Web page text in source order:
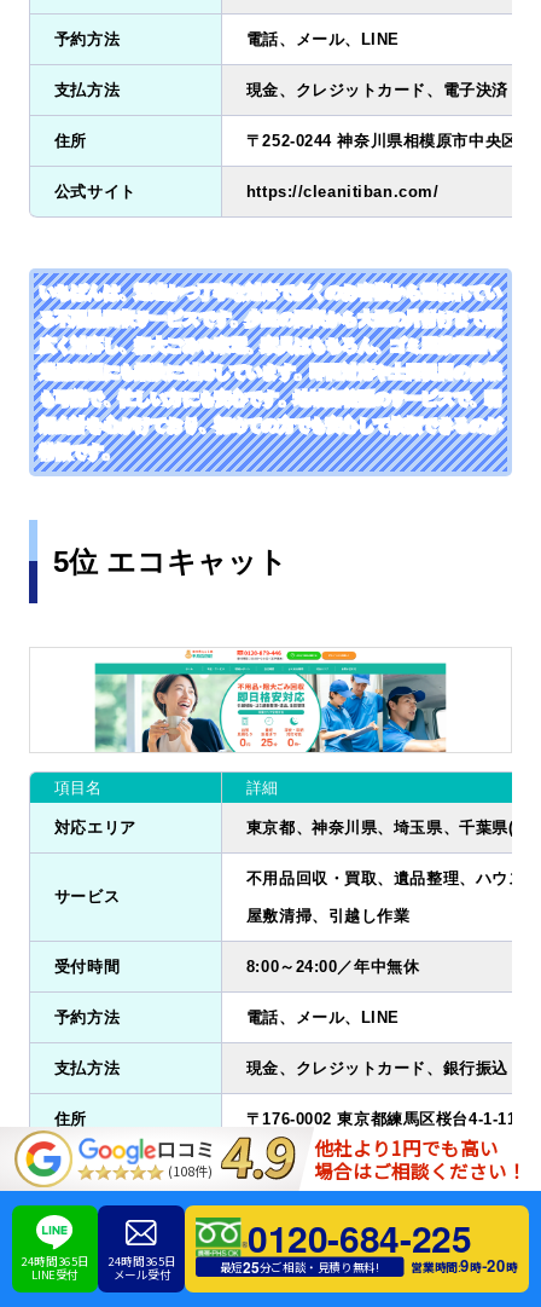
予約方法 電話、メール、LINE
支払方法 現金、クレジットカード、電子決済
住所 〒252-0244 神奈川県相模原市中央区田
公式サイト https://cleanitiban.com/
いちばんは、迅速かつ丁寧な対応で多くのお客様から選ばれてい
る不用品回収サービスです。少量の回収から大量の片付けまで幅
広く対応し、粗大ごみや家電、家具はもちろん、ゴミ屋敷整理や
遺品整理にも柔軟に対応しています。即日対応や土日祝日の作業
も可能で、忙しい方にも安心です。地域密着型のサービスで、明
朗会計を心がけており、初めての方でも安心して依頼できるのが
特徴です。
5位 エコキャット
項目名 詳細
対応エリア 東京都、神奈川県、埼玉県、千葉県(北
サービス
不用品回収・買取、遺品整理、ハウス
屋敷清掃、引越し作業
受付時間 8:00～24:00／年中無休
予約方法 電話、メール、LINE
支払方法 現金、クレジットカード、銀行振込
住所 〒176-0002 東京都練馬区桜台4-1-11
公式サイト https://eco-cat.net/
エコキャットは、東京都、神奈川県、埼玉県全域と千葉県の北西
部の一部地域でサービス展開する不用品回収業者です。料金プラ
口コミ
(108件)
他社より1円でも高い
場合はご相談ください！
24時間365日
LINE受付
24時間365日
メール受付
0120-684-225
最短25分ご相談・見積り無料! 営業時間:9時-20時